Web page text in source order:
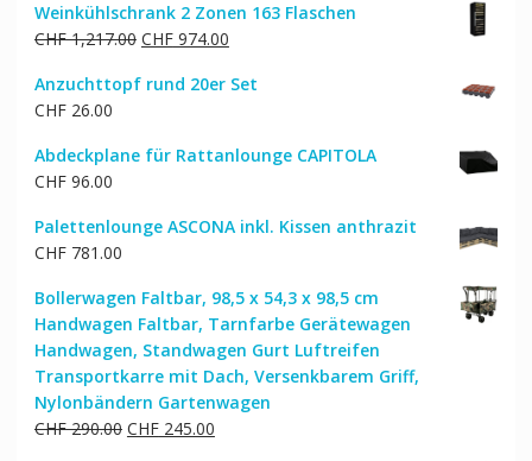
Weinkühlschrank 2 Zonen 163 Flaschen
CHF1,217.00 Ursprünglicher
war:
CHF974.00Aktueller
ist:
Anzuchttopf rund 20er Set
CHF26.00
Abdeckplane für Rattanlounge CAPITOLA
CHF96.00
Palettenlounge ASCONA inkl. Kissen anthrazit
CHF781.00
Bollerwagen Faltbar, 98,5 x 54,3 x 98,5 cm
Handwagen Faltbar, Tarnfarbe Gerätewagen
Handwagen, Standwagen Gurt Luftreifen
Transportkarre mit Dach, Versenkbarem Griff,
Nylonbändern Gartenwagen
CHF290.00 Ursprünglicher
CHF245.00Aktueller